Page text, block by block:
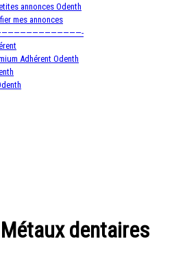
annonces Odenth
mes annonces
Adhérent Odenth
dentaires